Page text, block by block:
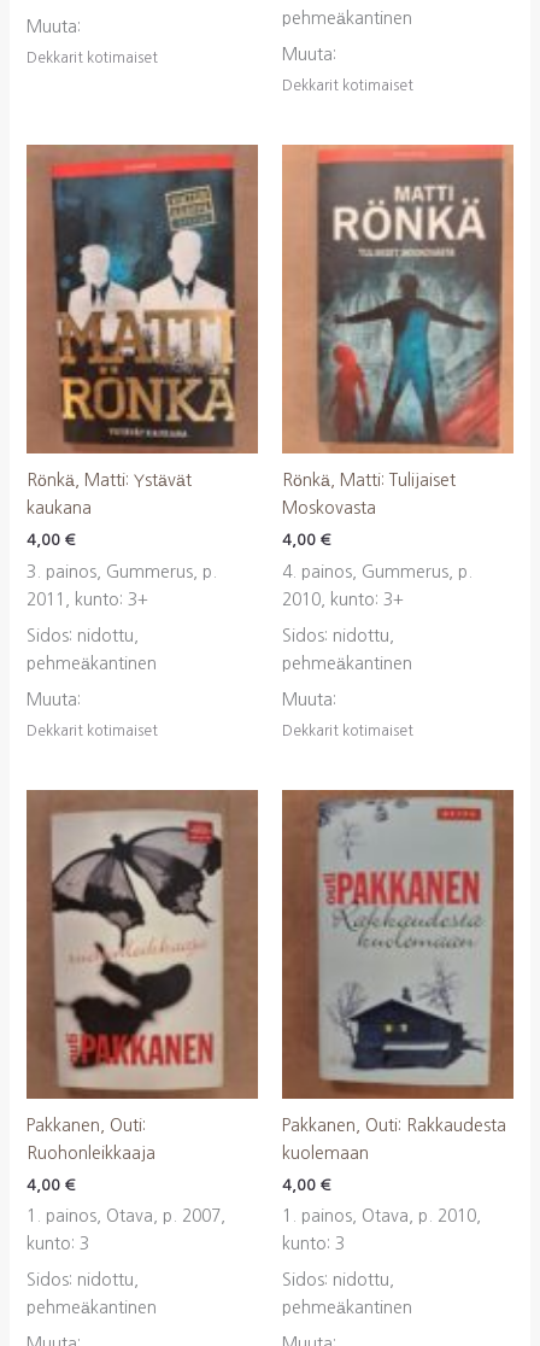
Muuta:
Dekkarit kotimaiset
pehmeäkantinen
Muuta:
Dekkarit kotimaiset
Rönkä, Matti: Ystävät
kaukana
4,00 €
3. painos, Gummerus, p.
2011, kunto: 3+
Sidos: nidottu,
pehmeäkantinen
Muuta:
Dekkarit kotimaiset
Rönkä, Matti: Tulijaiset
Moskovasta
4,00 €
4. painos, Gummerus, p.
2010, kunto: 3+
Sidos: nidottu,
pehmeäkantinen
Muuta:
Dekkarit kotimaiset
Pakkanen, Outi:
Ruohonleikkaaja
4,00 €
1. painos, Otava, p. 2007,
kunto: 3
Sidos: nidottu,
pehmeäkantinen
Pakkanen, Outi: Rakkaudesta
kuolemaan
4,00 €
1. painos, Otava, p. 2010,
kunto: 3
Sidos: nidottu,
pehmeäkantinen